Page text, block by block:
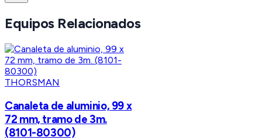
Equipos Relacionados
THORSMAN
Canaleta de aluminio, 99 x
72 mm, tramo de 3m.
(8101-80300)